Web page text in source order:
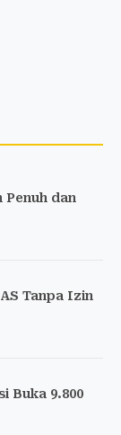
dan
Tanpa Izin
Buka 9.800